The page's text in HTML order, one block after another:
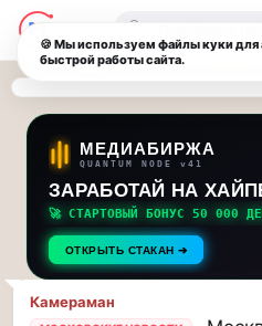
Последние
новости
и
обновления
потока:
Друзья,
приглашаем
на
музыкальную
прогулку
по
—
чат-
новости
🔍
МЕДИАБИРЖА
QUANTUM NODE v41
ЗАРАБОТАЙ НА
🚀 СТАРТОВЫЙ БОНУС 50 000
ОТКРЫТЬ СТАКАН ➔
Камераман
🍪 Мы используем файлы куки для
быстрой работы сайта.